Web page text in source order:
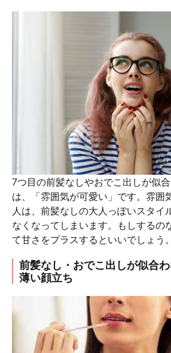
7つ目の前髪なしやおでこ出しが似
は、「雰囲気が可愛い」です。雰囲
人は、前髪なしの大人っぽいスタイ
なくなってしまいます。もしするの
て甘さをプラスするといいでしょう。
前髪なし・おでこ出しが似合
薄い顔立ち